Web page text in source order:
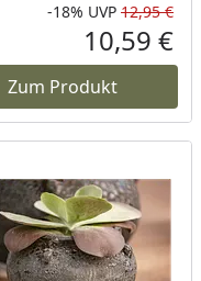
Preis
-18% UVP 12,95 €
10,59 €
Zum Produkt